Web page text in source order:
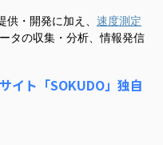
・開発に加え、 速度測定
タの収集・分析、情報発信
イト「SOKUDO」独自